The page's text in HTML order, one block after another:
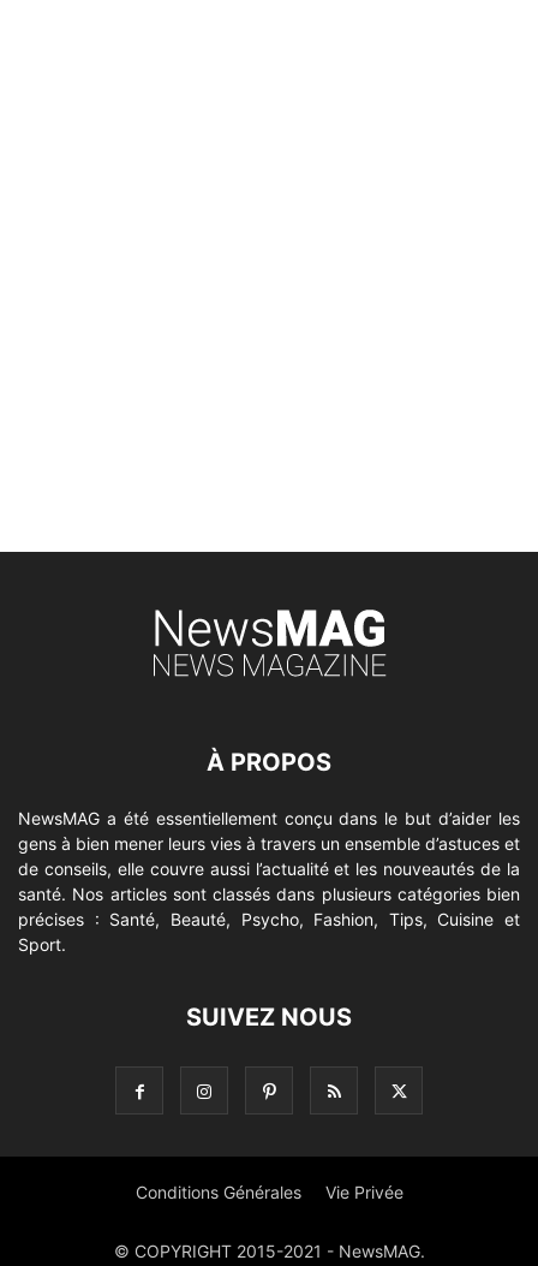
À PROPOS
NewsMAG a été essentiellement conçu dans le but d’aider les
gens à bien mener leurs vies à travers un ensemble d’astuces et
de conseils, elle couvre aussi l’actualité et les nouveautés de la
santé. Nos articles sont classés dans plusieurs catégories bien
précises : Santé, Beauté, Psycho, Fashion, Tips, Cuisine et
Sport.
SUIVEZ NOUS
Conditions Générales Vie Privée
© COPYRIGHT 2015-2021 - NewsMAG.